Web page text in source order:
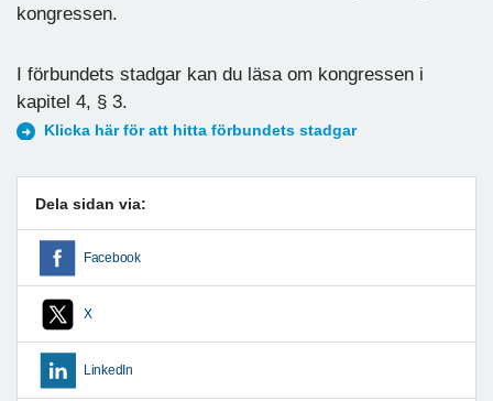
kongressen.
I förbundets stadgar kan du läsa om kongressen i
kapitel 4, § 3.
Klicka här för att hitta förbundets stadgar
Dela sidan via:
Facebook
X
LinkedIn